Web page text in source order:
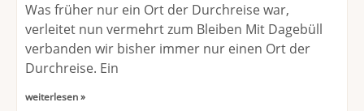
Was früher nur ein Ort der Durchreise war,
verleitet nun vermehrt zum Bleiben Mit Dagebüll
verbanden wir bisher immer nur einen Ort der
Durchreise. Ein
weiterlesen »